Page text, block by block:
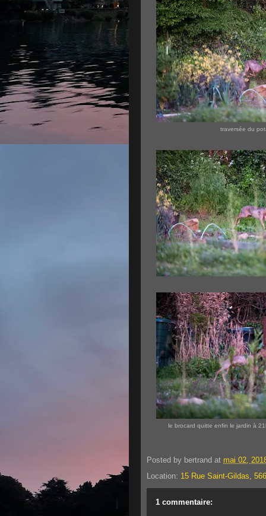
traversée du
le brocard quitte enfin le jardin à
Posted by bertrand at mai 02,
Location: 15 Rue Saint-Gildas,
1 commentaire: